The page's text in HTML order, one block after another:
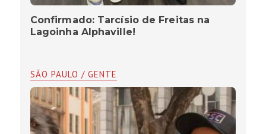
Confirmado: Tarcísio de Freitas na
Lagoinha Alphaville!
SÃO PAULO / GENTE